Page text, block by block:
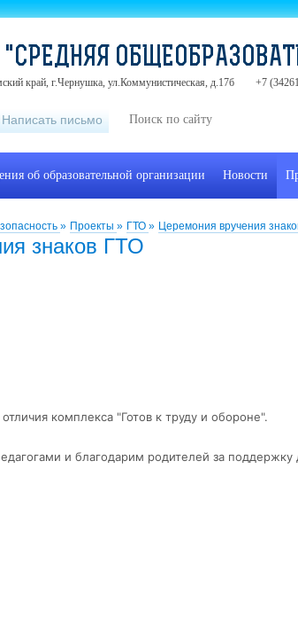
» Проекты » ГТО » Церемония вручения
знаков ГТО
комплекса "Готов к труду и обороне".
и благодарим родителей за поддержку
край, г.Чернушка, ул.Коммунистическая, д.17б +7
Написать письмо
об образовательной организации Новости